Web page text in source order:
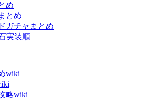
め
とめ
ガチャまとめ
実装順
wiki
略wiki